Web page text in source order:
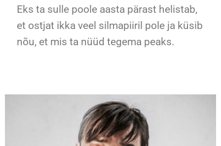
Eks ta sulle poole aasta pärast helistab,
et ostjat ikka veel silmapiiril pole ja küsib
nõu, et mis ta nüüd tegema peaks.